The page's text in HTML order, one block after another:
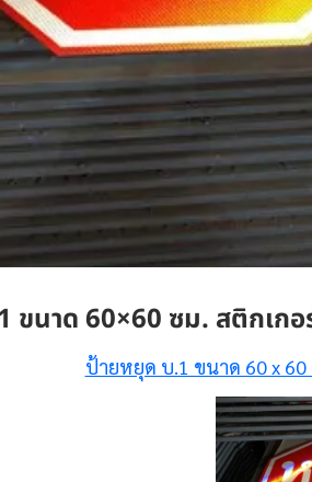
ขนาด 60×60 ซม. สติกเก
ป้ายหยุด บ.1 ขนาด 60 x 60